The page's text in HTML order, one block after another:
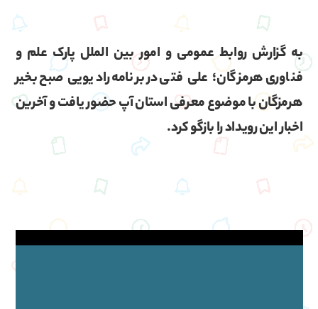
به گزارش روابط عمومی و امور بین الملل پارک علم و
فناوری هرمزگان؛ علی فتی در برنامه رادیویی صبح بخیر
هرمزگان با موضوع معرفی استان آپ حضور یافت و آخرین
اخبار این رویداد را بازگو کرد.